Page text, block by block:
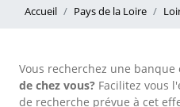
Accueil Pays de la Loire
Vous recherchez une banque
de chez vous? Facilitez vous
de recherche prévue à cet